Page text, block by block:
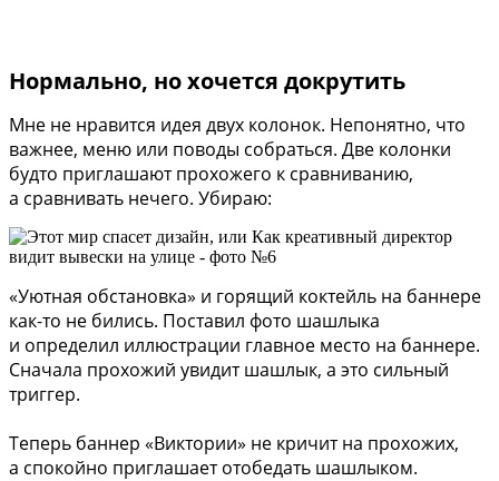
Нормально, но хочется докрутить
Мне не нравится идея двух колонок. Непонятно, что
важнее, меню или поводы собраться. Две колонки
будто приглашают прохожего к сравниванию,
а сравнивать нечего. Убираю:
«Уютная обстановка» и горящий коктейль на баннере
как-то не бились. Поставил фото шашлыка
и определил иллюстрации главное место на баннере.
Сначала прохожий увидит шашлык, а это сильный
триггер.
Теперь баннер «Виктории» не кричит на прохожих,
а спокойно приглашает отобедать шашлыком.